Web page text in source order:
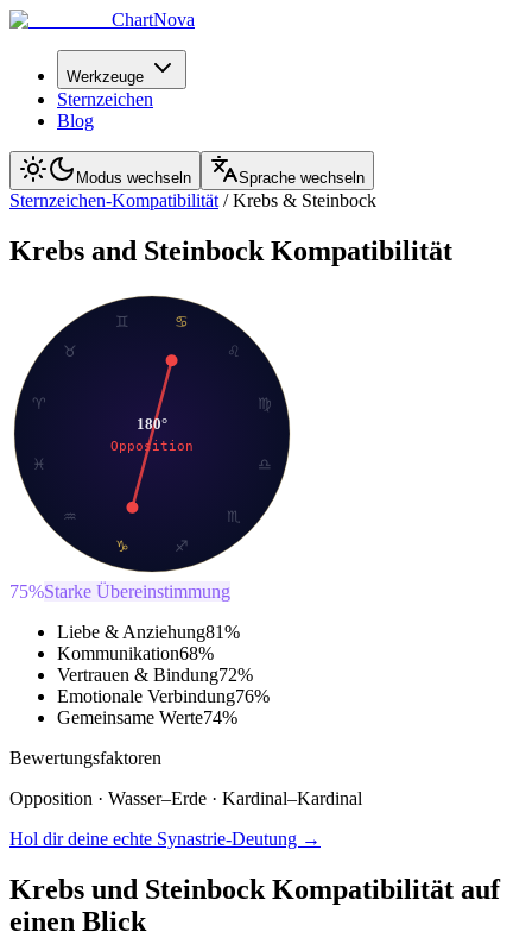
ChartNova
Werkzeuge
Sternzeichen
Blog
Modus wechseln Sprache wechseln
Sternzeichen-Kompatibilität /Krebs & Steinbock
Krebs and Steinbock Kompatibilität
♈
♉
♊
♋
♌
♍
♎
♏
♐
♑
♒
♓
180°
Opposition
75%Starke Übereinstimmung
Liebe & Anziehung81%
Kommunikation68%
Vertrauen & Bindung72%
Emotionale Verbindung76%
Gemeinsame Werte74%
Bewertungsfaktoren
Opposition · Wasser–Erde · Kardinal–Kardinal
Hol dir deine echte Synastrie-Deutung →
Krebs und Steinbock Kompatibilität auf
einen Blick